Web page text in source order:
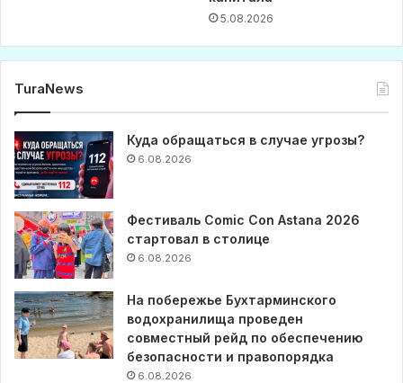
5.08.2026
TuraNews
Куда обращаться в случае угрозы?
6.08.2026
Фестиваль Comic Con Astana 2026
стартовал в столице
6.08.2026
На побережье Бухтарминского
водохранилища проведен
совместный рейд по обеспечению
безопасности и правопорядка
6.08.2026